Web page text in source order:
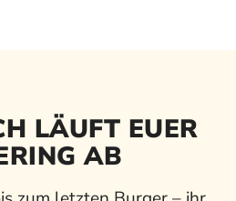
LÄUFT EUER
AB